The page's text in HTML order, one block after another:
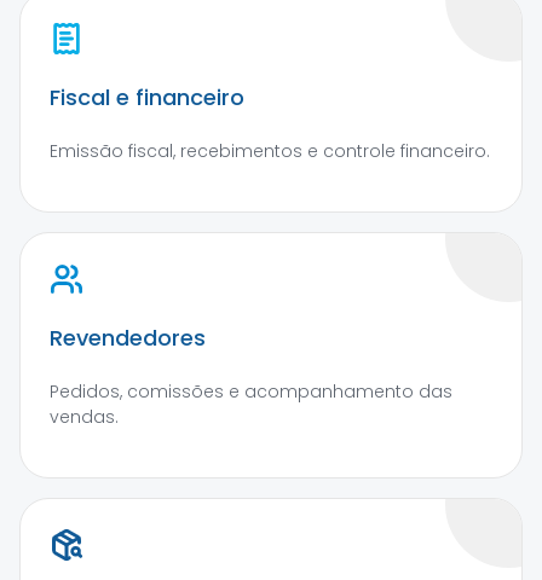
Fiscal e financeiro
Emissão fiscal, recebimentos e controle financeiro.
Revendedores
Pedidos, comissões e acompanhamento das
vendas.